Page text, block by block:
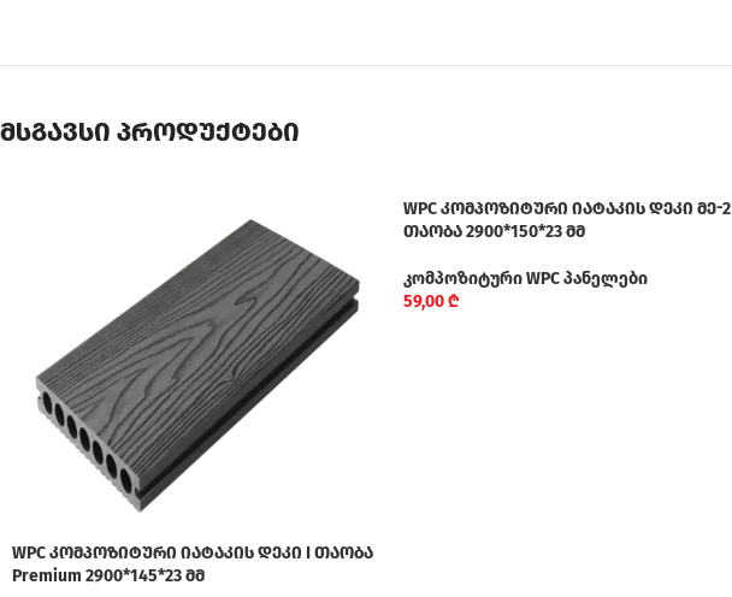
მსგავსი პროდუქტები
WPC კომპოზიტური იატაკის დეკი I თაობა
Premium 2900*145*23 მმ
WPC კომპოზიტური იატაკის დეკი მე-2
თაობა 2900*150*23 მმ
კომპოზიტური WPC პანელები
59,00₾